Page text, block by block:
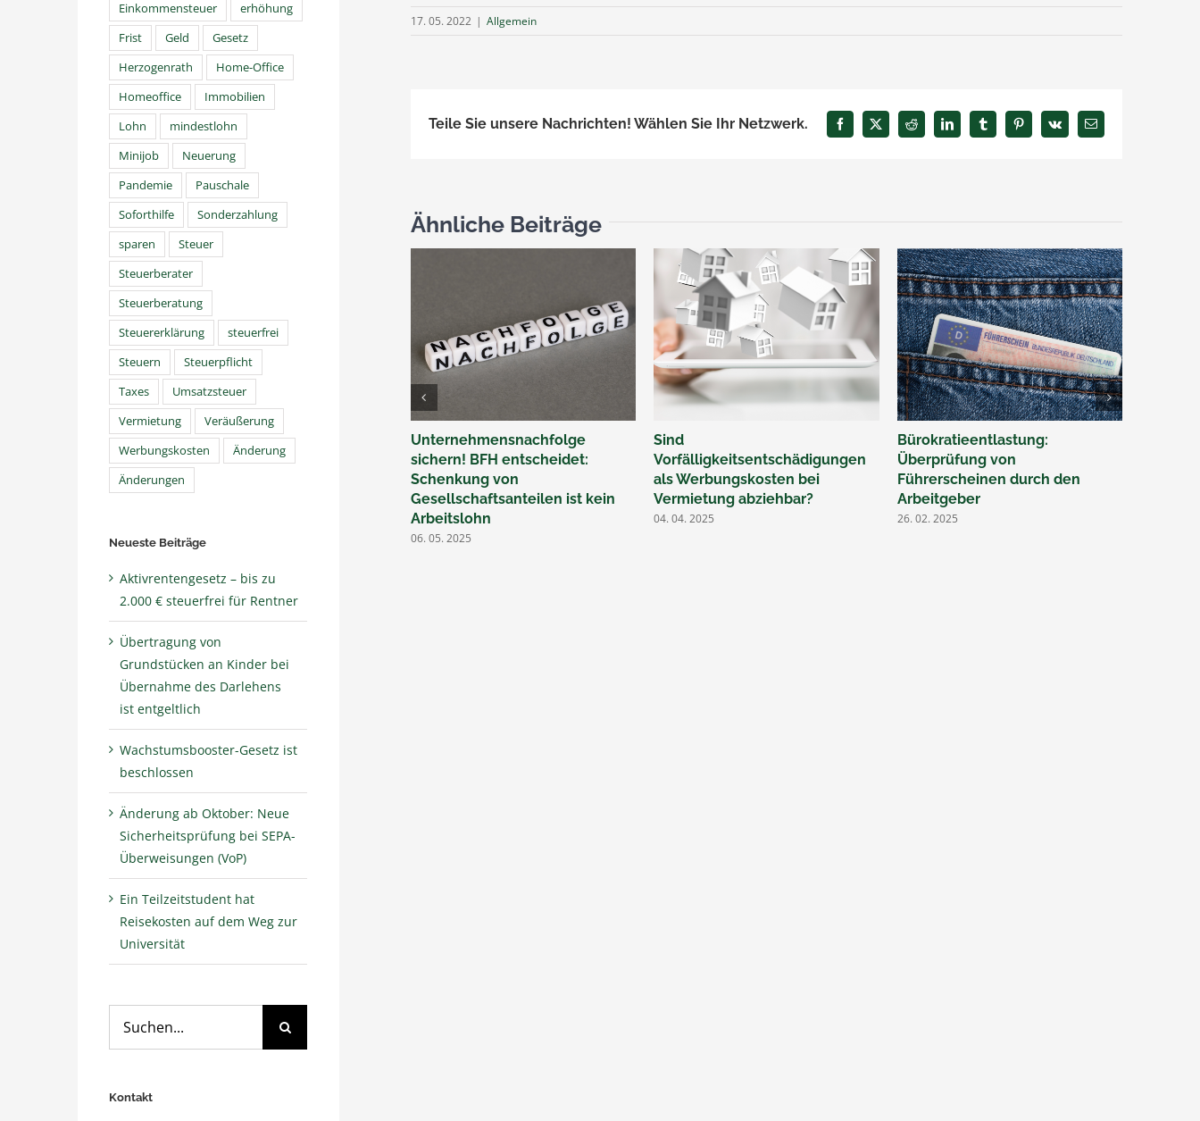
17. 05. 2022 | Allgemein
Teile Sie unsere Nachrichten! Wählen Sie Ihr Netzwerk. Facebook
X Reddit LinkedInTumblrPinterest
Vk
E-
Mail
Ähnliche Beiträge
Unternehmensnachfolge
sichern! BFH entscheidet:
Schenkung von
Gesellschaftsanteilen ist kein
Arbeitslohn
06. 05. 2025
Sind
Vorfälligkeitsentschädigungen
als Werbungskosten bei
Vermietung abziehbar?
04. 04. 2025
Bürokratieentlastung:
Überprüfung von
Führerscheinen durch den
Arbeitgeber
26. 02. 2025
Einkommensteuer
erhöhung
Frist
Geld
Gesetz
Herzogenrath
Home-Office
Homeoffice
Immobilien
Lohn
mindestlohn
Minijob
Neuerung
Pandemie
Pauschale
Soforthilfe
Sonderzahlung
sparen
Steuer
Steuerberater
Steuerberatung
Steuererklärung
steuerfrei
Steuern
Steuerpflicht
Taxes
Umsatzsteuer
Vermietung
Veräußerung
Werbungskosten
Änderung
Änderungen
Neueste Beiträge
Aktivrentengesetz – bis zu
2.000 € steuerfrei für Rentner
Übertragung von
Grundstücken an Kinder bei
Übernahme des Darlehens
ist entgeltlich
Wachstumsbooster-Gesetz ist
beschlossen
Änderung ab Oktober: Neue
Sicherheitsprüfung bei SEPA-
Überweisungen (VoP)
Ein Teilzeitstudent hat
Reisekosten auf dem Weg zur
Universität
nach:
Kontakt